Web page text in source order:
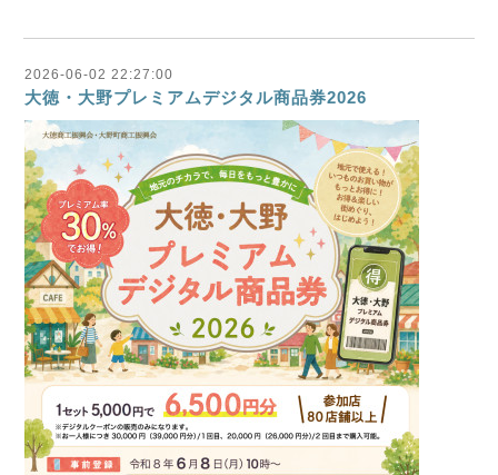
2026-06-02 22:27:00
大徳・大野プレミアムデジタル商品券2026